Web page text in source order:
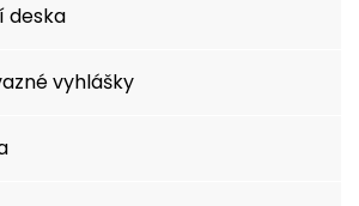
deska
vyhlášky